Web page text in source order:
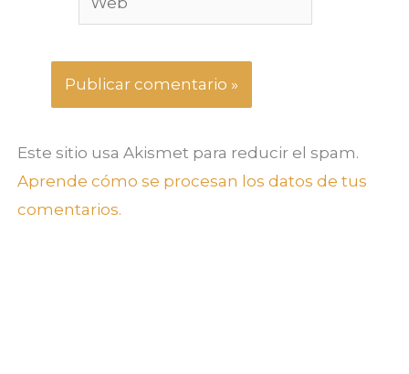
Este sitio usa Akismet para reducir el spam.
Aprende cómo se procesan los datos de tus
comentarios.